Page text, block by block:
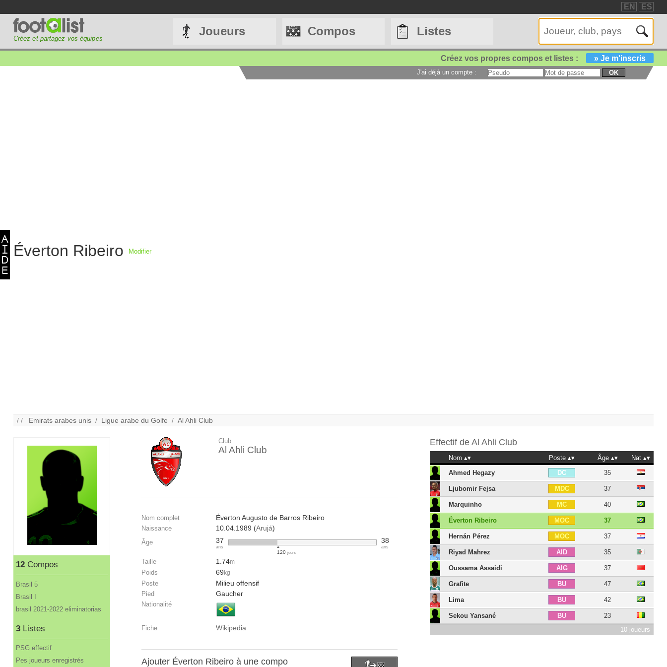
EN ES
Créez et partagez vos équipes
Joueurs Compos Listes
Créez vos propres compos et listes : » Je m'inscris
J'ai déjà un compte : OK
Éverton Ribeiro Modifier
/ / Emirats arabes unis / Ligue arabe du Golfe /Al Ahli Club
12Compos
Brasil 5
Brasil I
brasil 2021-2022 eliminatorias
3Listes
PSG effectif
Pes joueurs enregistrés
Club
Al Ahli Club
Nom complet Éverton Augusto de Barros Ribeiro
Naissance 10.04.1989 (Arujá)
Âge 37
ans
120 jours
38
ans
Taille 1.74m
Poids 69 kg
Poste Milieu offensif
Pied Gaucher
Nationalité
Fiche Wikipedia
Ajouter Éverton Ribeiro à une compo
Effectif de Al Ahli Club
Nom Poste Âge
Nat
Ahmed Hegazy
DC 35
Ljubomir Fejsa MDC 37
Marquinho MC 40
Éverton Ribeiro MOC 37
Hernán Pérez MOC 37
Riyad Mahrez AID 35
Oussama Assaidi AIG 37
Grafite BU 47
Lima BU 42
Sekou Yansané BU
23
10 joueurs